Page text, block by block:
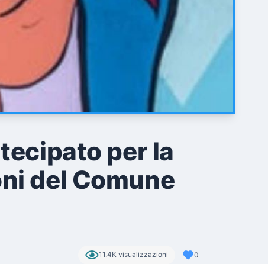
per la
del Comune
11.4K visualizzazioni 0